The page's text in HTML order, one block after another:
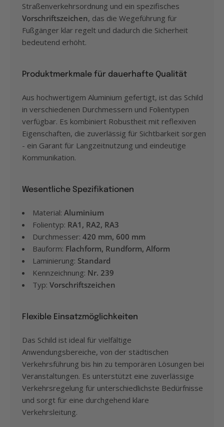
Straßenverkehrsordnung und ein spezifisches
Vorschriftszeichen, das die Wegeführung für
Fußgänger klar regelt und dadurch die Sicherheit
bedeutend erhöht.
Produktmerkmale für dauerhafte Qualität
Aus hochwertigem Aluminium gefertigt, ist das Schild
in verschiedenen Durchmessern und Folientypen
verfügbar. Es kombiniert Robustheit mit reflexiven
Eigenschaften, die zuverlässig für Sichtbarkeit sorgen
- ein Garant für Langzeitnutzung und eindeutige
Kommunikation.
Wesentliche Spezifikationen
Material: Aluminium
Folientyp: RA1, RA2, RA3
Durchmesser: 420 mm, 600 mm
Bauform: Flachform, Rundform, Alform
Laminierung: Standard
Kennzeichnung: Nr. 239
Typ: Vorschriftszeichen
Flexible Einsatzmöglichkeiten
Das Schild ist ideal für vielfältige
Anwendungsbereiche, von der städtischen
Verkehrsführung bis hin zu temporären Lösungen bei
Veranstaltungen. Es unterstützt eine zuverlässige
Verkehrsregelung für unterschiedlichste Bedürfnisse
und sorgt für eine durchgehend klare
Verkehrsleitung.